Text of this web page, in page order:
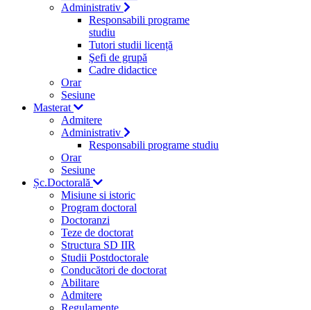
Administrativ
Responsabili programe
studiu
Tutori studii licență
Şefi de grupă
Cadre didactice
Orar
Sesiune
Masterat
Admitere
Administrativ
Responsabili programe studiu
Orar
Sesiune
Șc.Doctorală
Misiune si istoric
Program doctoral
Doctoranzi
Teze de doctorat
Structura SD IIR
Studii Postdoctorale
Conducători de doctorat
Abilitare
Admitere
Regulamente